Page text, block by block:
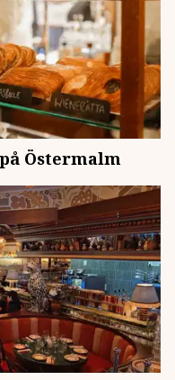
Östermalm